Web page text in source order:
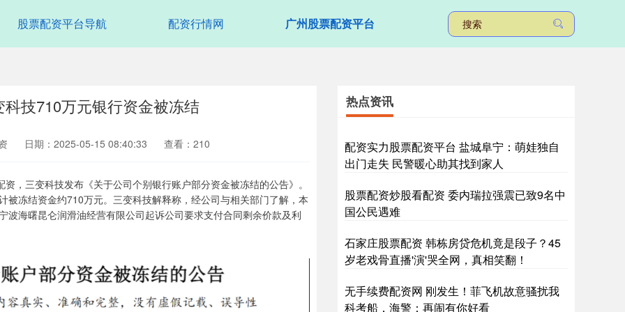
股票配资平台导航 配资行情网 广州股票配资平台
技710万元银行资金被冻结
日期：2025-05-15 08:40:33 查看：210
，三变科技发布《关于公司个别银行账户部分资金被冻结的公告》。
冻结资金约710万元。三变科技解释称，经公司与相关部门了解，本
海曙昆仑润滑油经营有限公司起诉公司要求支付合同剩余价款及利
热点资讯
配资实力股票配资平台 盐城阜宁：萌娃独自
出门走失 民警暖心助其找到家人
股票配资炒股看配资 委内瑞拉强震已致9名中
国公民遇难
石家庄股票配资 韩栋房贷危机竟是段子？45
岁老戏骨直播'演'哭全网，真相笑翻！
无手续费配资网 刚发生！菲飞机故意骚扰我
科考船，海警：再闹有你好看